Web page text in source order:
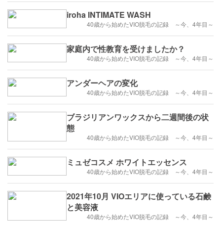
iroha INTIMATE WASH
40歳から始めたVIO脱毛の記録 ～今、4年目～
家庭内で性教育を受けましたか？
40歳から始めたVIO脱毛の記録 ～今、4年目～
アンダーヘアの変化
40歳から始めたVIO脱毛の記録 ～今、4年目～
ブラジリアンワックスから二週間後の状
態
40歳から始めたVIO脱毛の記録 ～今、4年目～
ミュゼコスメ ホワイトエッセンス
40歳から始めたVIO脱毛の記録 ～今、4年目～
2021年10月 VIOエリアに使っている石鹸
と美容液
40歳から始めたVIO脱毛の記録 ～今、4年目～